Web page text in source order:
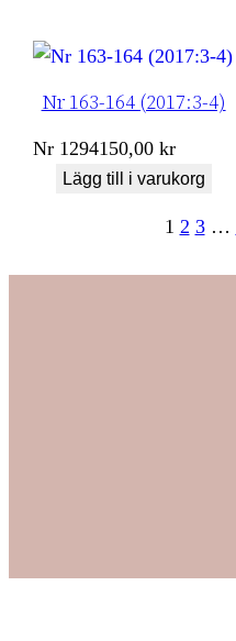
Nr 163-164 (2017:3-4)
Nr 1294150,00kr
Lägg till i varukorg
1 2 3 …